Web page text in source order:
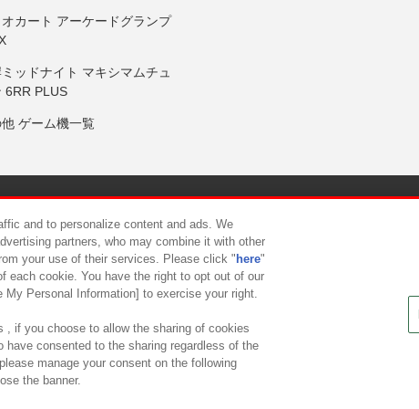
カート アーケードグランプ
ッドナイト マキシマムチュ
6RR PLUS
ゲーム機一覧
について カスタマーハラスメント対応方針
and to personalize content and ads. We
partners, who may combine it with other
your use of their services. Please click " here"
each cookie. You have the right to opt out of our
Personal Information] to exercise your right.
, if you choose to allow the sharing of cookies
have consented to the sharing regardless of the
manage your consent on the following
the banner.